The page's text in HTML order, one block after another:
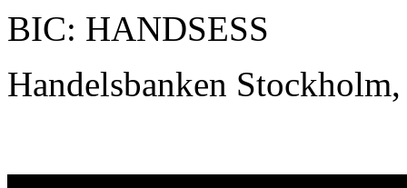
BIC: HANDSESS
Handelsbanken